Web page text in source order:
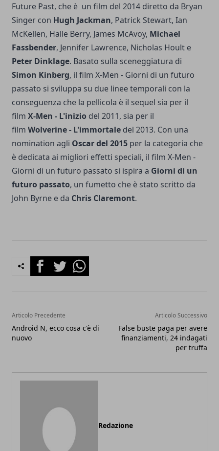
Future Past, che è un film del 2014 diretto da Bryan
Singer con Hugh Jackman, Patrick Stewart, Ian
McKellen, Halle Berry, James McAvoy, Michael
Fassbender, Jennifer Lawrence, Nicholas Hoult e
Peter Dinklage. Basato sulla sceneggiatura di
Simon Kinberg, il film X-Men - Giorni di un futuro
passato si sviluppa su due linee temporali con la
conseguenza che la pellicola è il sequel sia per il
film X-Men - L'inizio del 2011, sia per il
film Wolverine - L'immortale del 2013. Con una
nomination agli Oscar del 2015 per la categoria che
è dedicata ai migliori effetti speciali, il film X-Men -
Giorni di un futuro passato si ispira a Giorni di un
futuro passato, un fumetto che è stato scritto da
John Byrne e da Chris Claremont.
FacebookTwitterWhatsapp
Articolo Precedente
Android N, ecco cosa c'è di
nuovo
Articolo Successivo
False buste paga per avere
finanziamenti, 24 indagati
per truffa
Redazione